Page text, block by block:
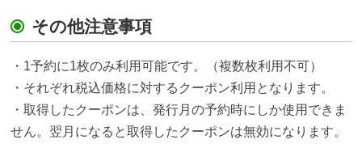
その他注意事項
・1予約に1枚のみ利用可能です。（複数枚利用不可）
・それぞれ税込価格に対するクーポン利用となります。
・取得したクーポンは、発行月の予約時にしか使用できま
せん。翌月になると取得したクーポンは無効になります。